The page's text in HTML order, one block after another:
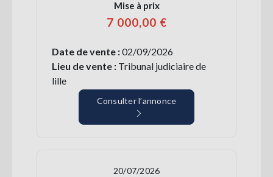
Mise à prix
7 000,00 €
Date de vente :02/09/2026
Lieu de vente : Tribunal judiciaire de
lille
Consulter l’annonce
20/07/2026